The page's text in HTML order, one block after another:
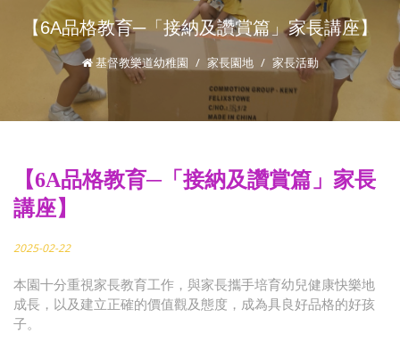
【6A品格教育─「接納及讚賞篇」家長講座】
基督教樂道幼稚園 家長園地 家長活動
【6A品格教育─「接納及讚賞篇」家長
講座】
2025-02-22
本園十分重視家長教育工作，與家長攜手培育幼兒健康快樂地
成長，以及建立正確的價值觀及態度，成為具良好品格的好孩
子。